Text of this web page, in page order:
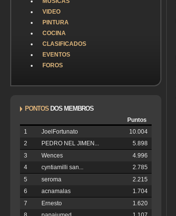
VIDEO
PINTURA
COCINA
CLASIFICADOS
EVENTOS
FOROS
PONTOS DOS MEMBROS
Puntos
1
JoelFortunato
10.004
2
PEDRO NEL JIMEN...
5.898
3
Wences
4.996
4
cyntiamilli san...
2.785
5
seroma
2.215
6
acnamalas
1.704
7
Ernesto
1.620